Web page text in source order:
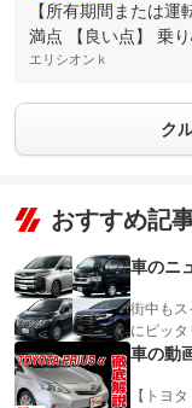
【所有期間または運
満点 【良い点】 乗
エリシオンｋ
ク
おすすめ記
車のニ
街中もス
にピッ
車の動
【トヨ